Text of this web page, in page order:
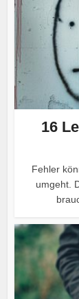
16
Fehler
umgeht.